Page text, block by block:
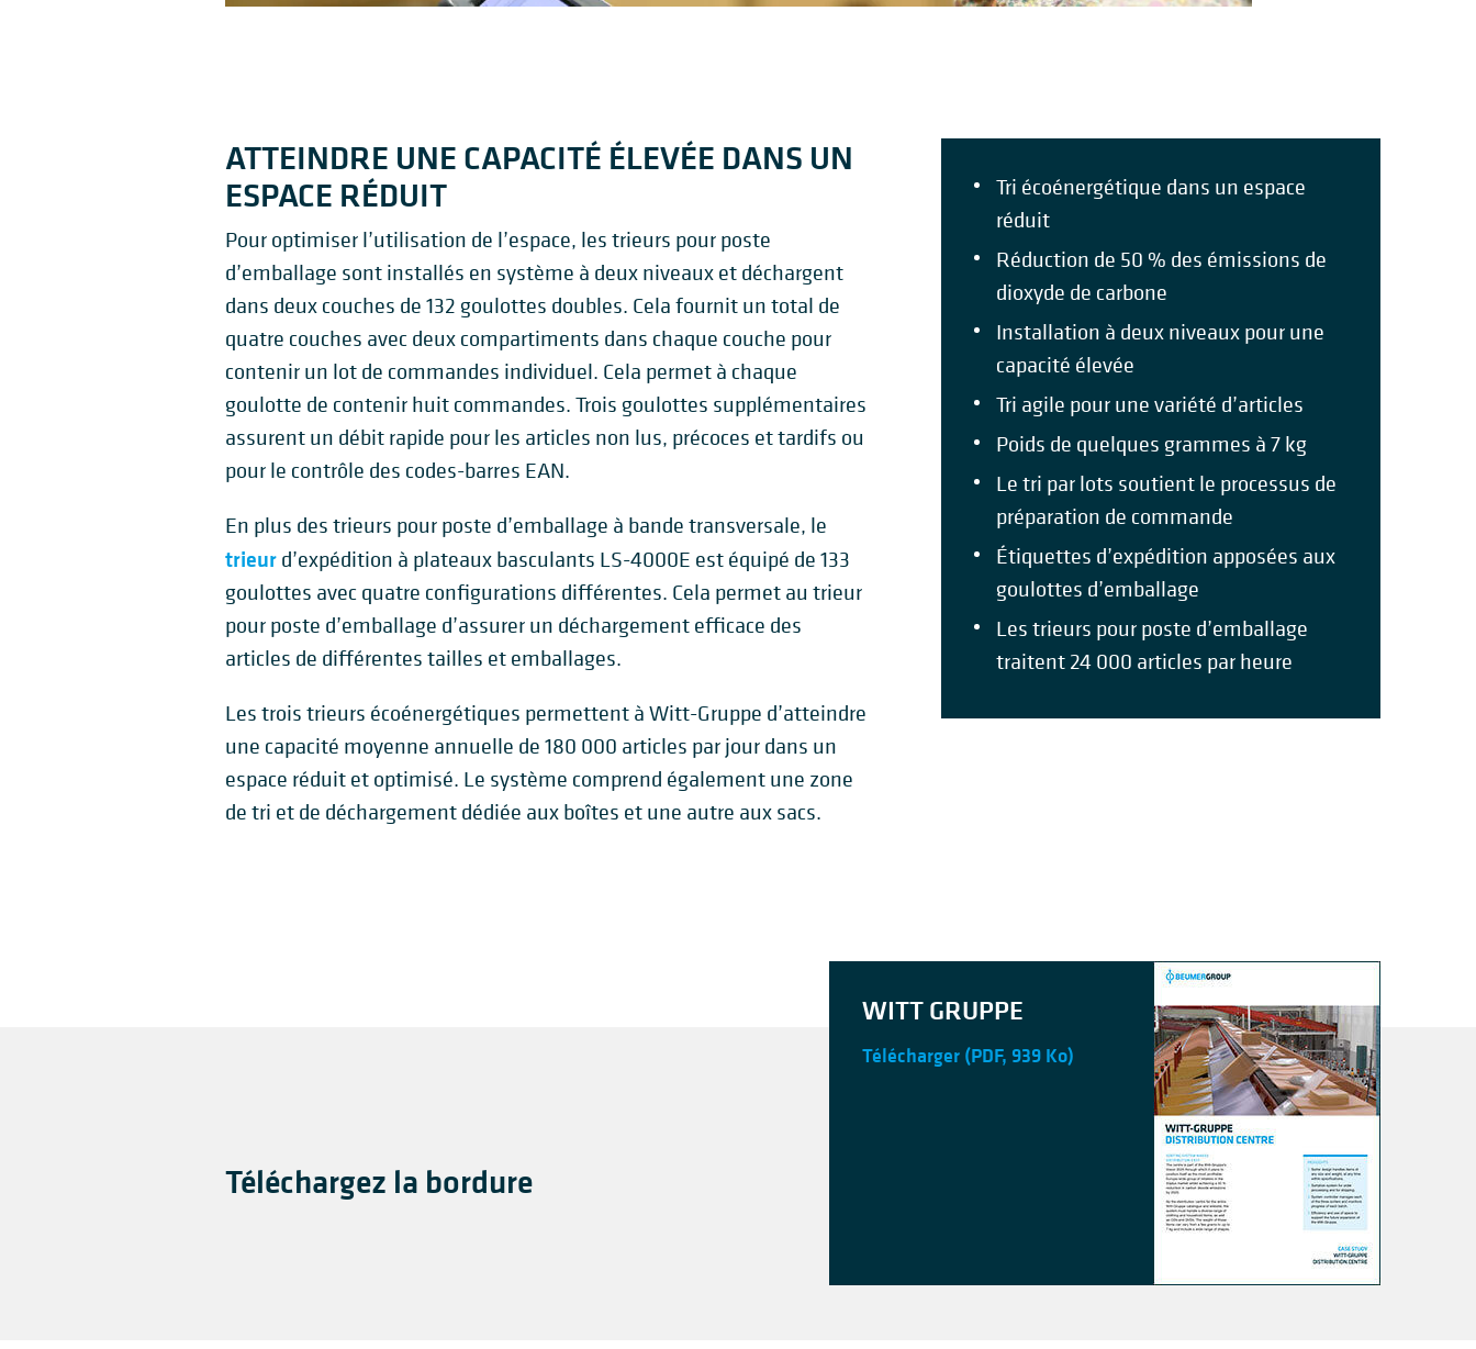
ATTEINDRE UNE CAPACITÉ ÉLEVÉE DANS UN
ESPACE RÉDUIT
Pour optimiser l’utilisation de l’espace, les trieurs pour poste
d’emballage sont installés en système à deux niveaux et déchargent
dans deux couches de 132 goulottes doubles. Cela fournit un total de
quatre couches avec deux compartiments dans chaque couche pour
contenir un lot de commandes individuel. Cela permet à chaque
goulotte de contenir huit commandes. Trois goulottes supplémentaires
assurent un débit rapide pour les articles non lus, précoces et tardifs ou
pour le contrôle des codes-barres EAN.
En plus des trieurs pour poste d’emballage à bande transversale, le
trieurd’expédition à plateaux basculants LS-4000E est équipé de 133
goulottes avec quatre configurations différentes. Cela permet au trieur
pour poste d’emballage d’assurer un déchargement efficace des
articles de différentes tailles et emballages.
Les trois trieurs écoénergétiques permettent à Witt-Gruppe d’atteindre
une capacité moyenne annuelle de 180 000 articles par jour dans un
espace réduit et optimisé. Le système comprend également une zone
de tri et de déchargement dédiée aux boîtes et une autre aux sacs.
Tri écoénergétique dans un espace
réduit
Réduction de 50 % des émissions de
dioxyde de carbone
Installation à deux niveaux pour une
capacité élevée
Tri agile pour une variété d’articles
Poids de quelques grammes à 7 kg
Le tri par lots soutient le processus de
préparation de commande
Étiquettes d’expédition apposées aux
goulottes d’emballage
Les trieurs pour poste d’emballage
traitent 24 000 articles par heure
WITT GRUPPE
Télécharger (PDF, 939 Ko)
Téléchargez la bordure